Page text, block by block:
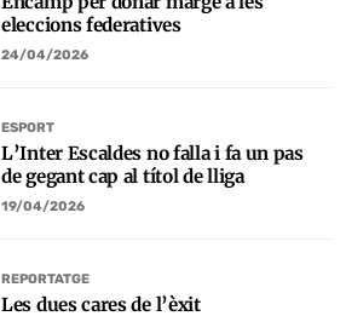
eleccions federatives
24/04/2026
ESPORT
L’Inter Escaldes no falla i fa un pas
de gegant cap al títol de lliga
19/04/2026
REPORTATGE
Les dues cares de l’èxit